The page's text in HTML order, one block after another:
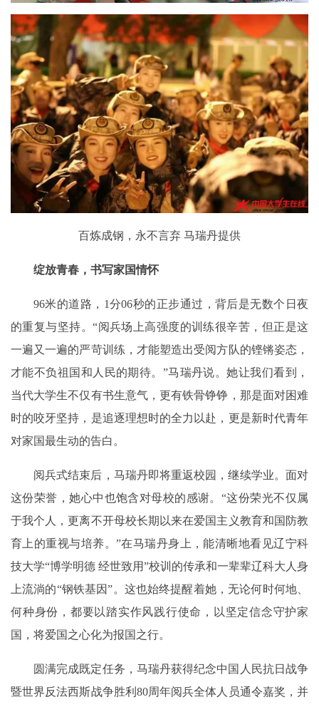
百炼成钢，永不言弃 马瑞丹提供
绽放青春，书写家国情怀
96米的道路，1分06秒的正步通过，背后是无数个日夜
的重复与坚持。“阅兵场上高强度的训练很辛苦，但正是这
一遍又一遍的严苛训练，才能塑造出受阅方队的铿锵姿态，
才能不负祖国和人民的期待。”马瑞丹说。她让我们看到，
当代大学生不仅有书生意气，更有铁骨铮铮，那是面对困难
时的咬牙坚持，是追逐理想时的全力以赴，更是新时代青年
对家国最生动的告白。
阅兵式结束后，马瑞丹即将重返校园，继续学业。面对
这份荣誉，她心中也饱含对母校的感谢。“这份荣光不仅属
于我个人，更离不开母校长期以来在爱国主义教育和国防教
育上的重视与培养。”在马瑞丹身上，能清晰地看见辽宁科
技大学“博学明德 经世致用”校训的传承和一辈辈辽科大人身
上流淌的“钢铁基因”。这也始终提醒着她，无论何时何地、
何种身份，都要以踏实作风践行使命，以坚定信念守护家
国，将爱国之心化为报国之行。
圆满完成既定任务，马瑞丹获得纪念中国人民抗日战争
暨世界反法西斯战争胜利80周年阅兵全体人员通令嘉奖，并